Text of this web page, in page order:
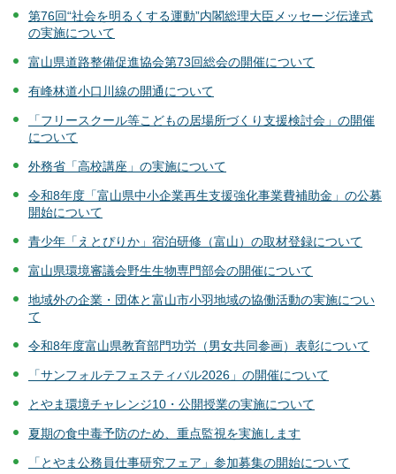
第76回“社会を明るくする運動”内閣総理大臣メッセージ伝達式
の実施について
富山県道路整備促進協会第73回総会の開催について
有峰林道小口川線の開通について
「フリースクール等こどもの居場所づくり支援検討会」の開催
について
外務省「高校講座」の実施について
令和8年度「富山県中小企業再生支援強化事業費補助金」の公募
開始について
青少年「えとぴりか」宿泊研修（富山）の取材登録について
富山県環境審議会野生生物専門部会の開催について
地域外の企業・団体と富山市小羽地域の協働活動の実施につい
て
令和8年度富山県教育部門功労（男女共同参画）表彰について
「サンフォルテフェスティバル2026」の開催について
とやま環境チャレンジ10・公開授業の実施について
夏期の食中毒予防のため、重点監視を実施します
「とやま公務員仕事研究フェア」参加募集の開始について